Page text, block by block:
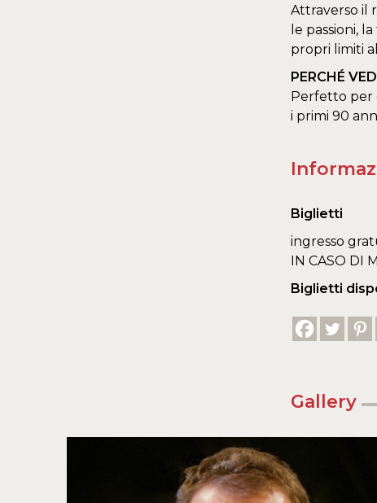
Attraverso il
le passioni,
propri limiti
PERCHÉ
Perfetto per
i primi 90
Biglietti
ingresso
IN CASO DI
Biglietti
Gallery